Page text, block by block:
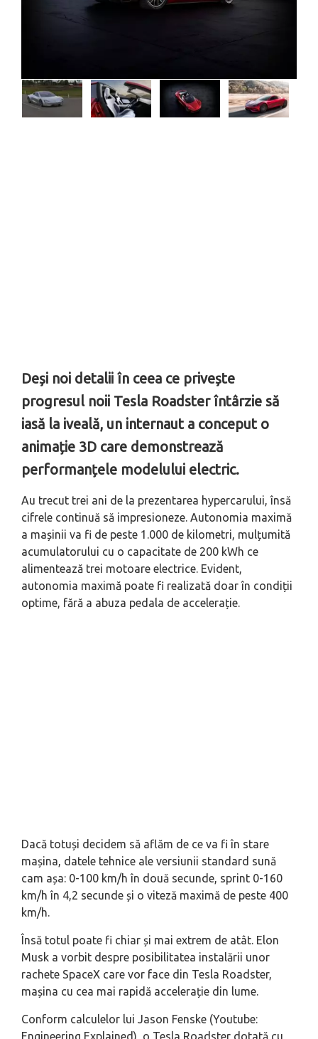
Deși noi detalii în ceea ce privește
progresul noii Tesla Roadster întârzie să
iasă la iveală, un internaut a conceput o
animație 3D care demonstrează
performanțele modelului electric.
Au trecut trei ani de la prezentarea hypercarului, însă
cifrele continuă să impresioneze. Autonomia maximă
a mașinii va fi de peste 1.000 de kilometri, mulțumită
acumulatorului cu o capacitate de 200 kWh ce
alimentează trei motoare electrice. Evident,
autonomia maximă poate fi realizată doar în condiții
optime, fără a abuza pedala de accelerație.
Dacă totuși decidem să aflăm de ce va fi în stare
mașina, datele tehnice ale versiunii standard sună
cam așa: 0-100 km/h în două secunde, sprint 0-160
km/h în 4,2 secunde și o viteză maximă de peste 400
km/h.
Însă totul poate fi chiar și mai extrem de atât. Elon
Musk a vorbit despre posibilitatea instalării unor
rachete SpaceX care vor face din Tesla Roadster,
mașina cu cea mai rapidă accelerație din lume.
Conform calculelor lui Jason Fenske (Youtube:
Engineering Explained), o Tesla Roadster dotată cu